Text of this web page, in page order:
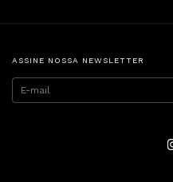
ASSINE NOSSA NEWSLETTER